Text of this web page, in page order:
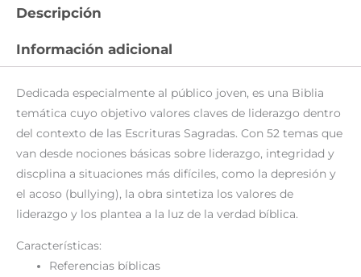
Descripción
Información adicional
Dedicada especialmente al público joven, es una Biblia
temática cuyo objetivo valores claves de liderazgo dentro
del contexto de las Escrituras Sagradas. Con 52 temas que
van desde nociones básicas sobre liderazgo, integridad y
discplina a situaciones más difíciles, como la depresión y
el acoso (bullying), la obra sintetiza los valores de
liderazgo y los plantea a la luz de la verdad bíblica.
Características:
Referencias bíblicas